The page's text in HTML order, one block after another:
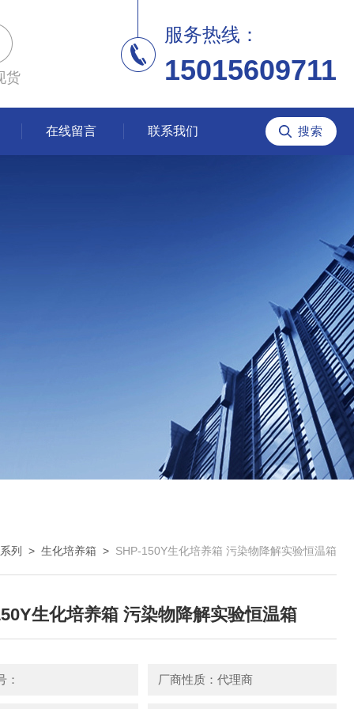
货
服务热线：
15015609711
在线留言 联系我们
列 > 生化培养箱 > SHP-150Y生化培养箱 污染物降解实验恒温箱
生化培养箱 污染物降解实验恒温箱
： 厂商性质：代理商